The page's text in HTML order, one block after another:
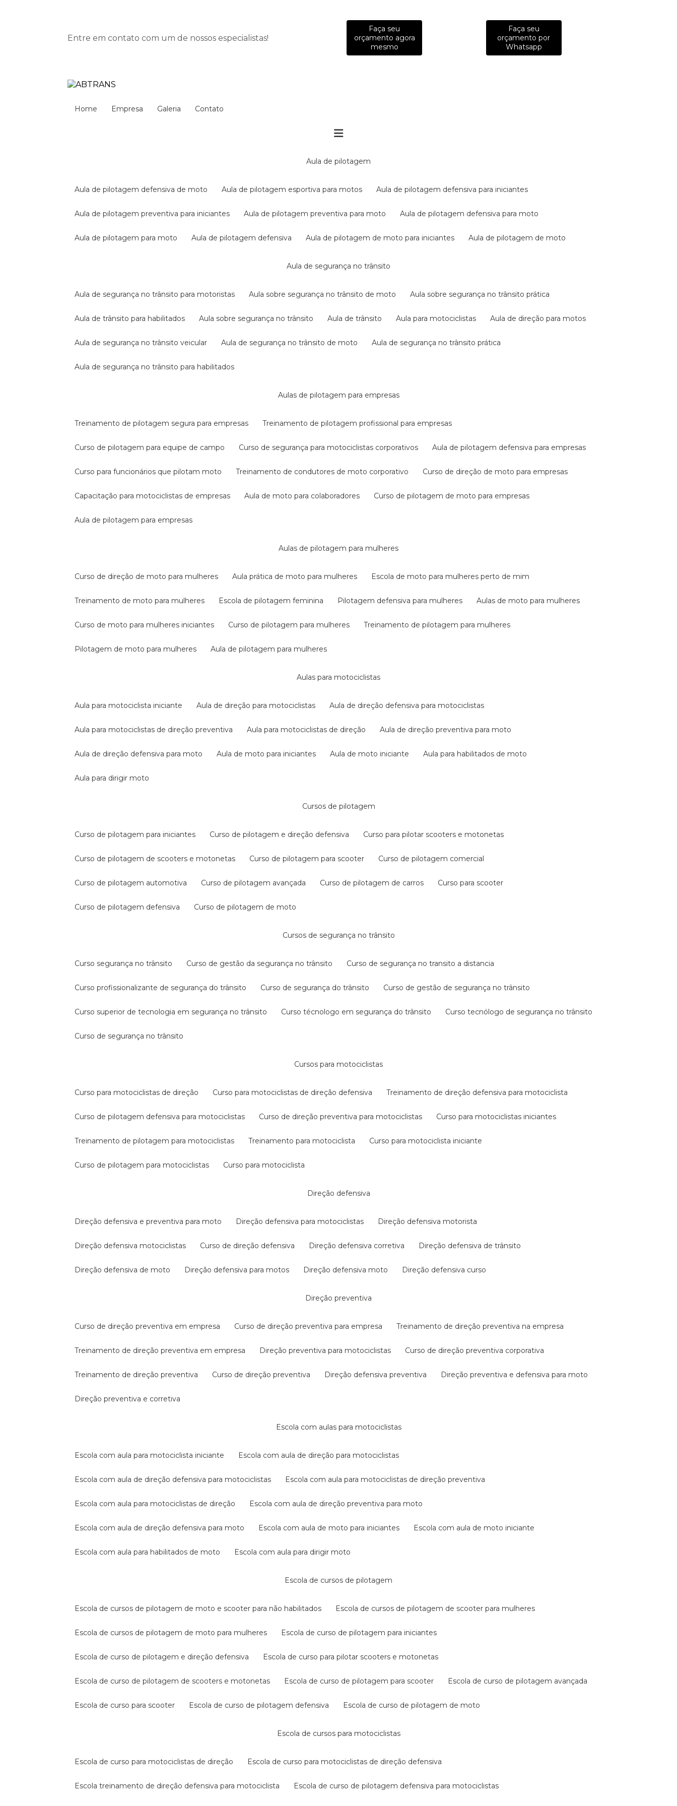
Entre em contato com um de nossos especialistas!
Faça seu
orçamento agora
mesmo
Faça seu
orçamento por
Whatsapp
Home Empresa Galeria Contato
aula de pilotagem
aula de pilotagem defensiva de moto aula de pilotagem esportiva para motos aula de pilotagem defensiva para iniciantes
aula de pilotagem preventiva para iniciantes aula de pilotagem preventiva para moto aula de pilotagem defensiva para moto
aula de pilotagem para moto aula de pilotagem defensiva aula de pilotagem de moto para iniciantes aula de pilotagem de moto
aula de segurança no trânsito
aula de segurança no trânsito para motoristas aula sobre segurança no trânsito de moto aula sobre segurança no trânsito prática
aula de trânsito para habilitados aula sobre segurança no trânsito aula de trânsito aula para motociclistas aula de direção para motos
aula de segurança no trânsito veicular aula de segurança no trânsito de moto aula de segurança no trânsito prática
aula de segurança no trânsito para habilitados
aulas de pilotagem para empresas
treinamento de pilotagem segura para empresas treinamento de pilotagem profissional para empresas
curso de pilotagem para equipe de campo curso de segurança para motociclistas corporativos aula de pilotagem defensiva para empresas
curso para funcionários que pilotam moto treinamento de condutores de moto corporativo curso de direção de moto para empresas
capacitação para motociclistas de empresas aula de moto para colaboradores curso de pilotagem de moto para empresas
aula de pilotagem para empresas
aulas de pilotagem para mulheres
curso de direção de moto para mulheres aula prática de moto para mulheres escola de moto para mulheres perto de mim
treinamento de moto para mulheres escola de pilotagem feminina pilotagem defensiva para mulheres aulas de moto para mulheres
curso de moto para mulheres iniciantes curso de pilotagem para mulheres treinamento de pilotagem para mulheres
pilotagem de moto para mulheres aula de pilotagem para mulheres
aulas para motociclistas
aula para motociclista iniciante aula de direção para motociclistas aula de direção defensiva para motociclistas
aula para motociclistas de direção preventiva aula para motociclistas de direção aula de direção preventiva para moto
aula de direção defensiva para moto aula de moto para iniciantes aula de moto iniciante aula para habilitados de moto
aula para dirigir moto
cursos de pilotagem
curso de pilotagem para iniciantes curso de pilotagem e direção defensiva curso para pilotar scooters e motonetas
curso de pilotagem de scooters e motonetas curso de pilotagem para scooter curso de pilotagem comercial
curso de pilotagem automotiva curso de pilotagem avançada curso de pilotagem de carros curso para scooter
curso de pilotagem defensiva curso de pilotagem de moto
cursos de segurança no trânsito
curso segurança no trânsito curso de gestão da segurança no trânsito curso de segurança no transito a distancia
curso profissionalizante de segurança do trânsito curso de segurança do trânsito curso de gestão de segurança no trânsito
curso superior de tecnologia em segurança no trânsito curso técnologo em segurança do trânsito curso tecnólogo de segurança no trânsito
curso de segurança no trânsito
cursos para motociclistas
curso para motociclistas de direção curso para motociclistas de direção defensiva treinamento de direção defensiva para motociclista
curso de pilotagem defensiva para motociclistas curso de direção preventiva para motociclistas curso para motociclistas iniciantes
treinamento de pilotagem para motociclistas treinamento para motociclista curso para motociclista iniciante
curso de pilotagem para motociclistas curso para motociclista
direção defensiva
direção defensiva e preventiva para moto direção defensiva para motociclistas direção defensiva motorista
direção defensiva motociclistas curso de direção defensiva direção defensiva corretiva direção defensiva de trânsito
direção defensiva de moto direção defensiva para motos direção defensiva moto direção defensiva curso
direção preventiva
curso de direção preventiva em empresa curso de direção preventiva para empresa treinamento de direção preventiva na empresa
treinamento de direção preventiva em empresa direção preventiva para motociclistas curso de direção preventiva corporativa
treinamento de direção preventiva curso de direção preventiva direção defensiva preventiva direção preventiva e defensiva para moto
direção preventiva e corretiva
escola com aulas para motociclistas
escola com aula para motociclista iniciante escola com aula de direção para motociclistas
escola com aula de direção defensiva para motociclistas escola com aula para motociclistas de direção preventiva
escola com aula para motociclistas de direção escola com aula de direção preventiva para moto
escola com aula de direção defensiva para moto escola com aula de moto para iniciantes escola com aula de moto iniciante
escola com aula para habilitados de moto escola com aula para dirigir moto
escola de cursos de pilotagem
escola de cursos de pilotagem de moto e scooter para não habilitados escola de cursos de pilotagem de scooter para mulheres
escola de cursos de pilotagem de moto para mulheres escola de curso de pilotagem para iniciantes
escola de curso de pilotagem e direção defensiva escola de curso para pilotar scooters e motonetas
escola de curso de pilotagem de scooters e motonetas escola de curso de pilotagem para scooter escola de curso de pilotagem avançada
escola de curso para scooter escola de curso de pilotagem defensiva escola de curso de pilotagem de moto
escola de cursos para motociclistas
escola de curso para motociclistas de direção escola de curso para motociclistas de direção defensiva
escola treinamento de direção defensiva para motociclista escola de curso de pilotagem defensiva para motociclistas